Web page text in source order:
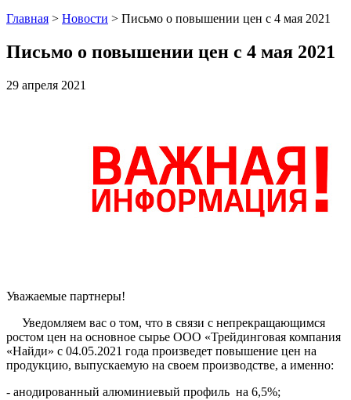
Главная > Новости > Письмо о повышении цен с 4 мая 2021
Письмо о повышении цен с 4 мая 2021
29 апреля 2021
Уважаемые партнеры!
Уведомляем вас о том, что в связи с непрекращающимся
ростом цен на основное сырье ООО «Трейдинговая компания
«Найди» с 04.05.2021 года произведет повышение цен на
продукцию, выпускаемую на своем производстве, а именно:
- анодированный алюминиевый профиль на 6,5%;